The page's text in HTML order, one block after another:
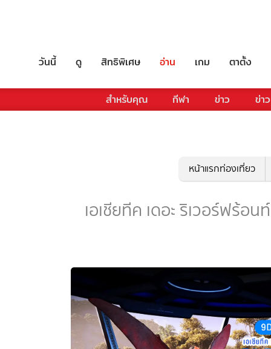
วันนี้ ดู สิทธิพิเศษ อ่าน เกม ตาตั้ง
สำหรับคุณ กีฬา ข่าว ข่า
หน้าแรกท่องเที่ยว
เอเชียทีค เดอะ ริเวอร์ฟร้อ